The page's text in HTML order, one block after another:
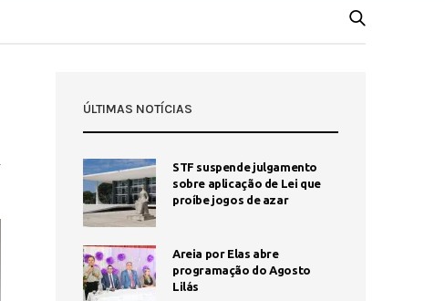
ÚLTIMAS NOTÍCIAS
STF suspende julgamento
sobre aplicação de Lei que
proíbe jogos de azar
Areia por Elas abre
programação do Agosto
Lilás